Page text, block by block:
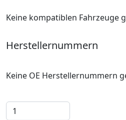
Keine kompatiblen Fahrzeuge
Herstellernummern
Keine OE Herstellernummern